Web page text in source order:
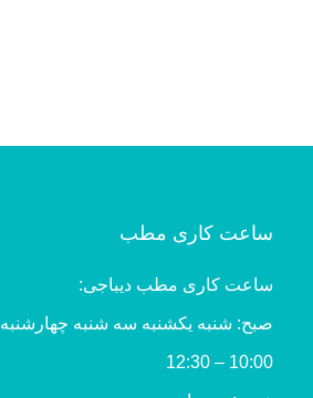
ساعت کاری مطب
ساعت کاری مطب دیباجی:
صبح: شنبه یکشنبه سه شنبه چهارشنبه
10:00 – 12:30